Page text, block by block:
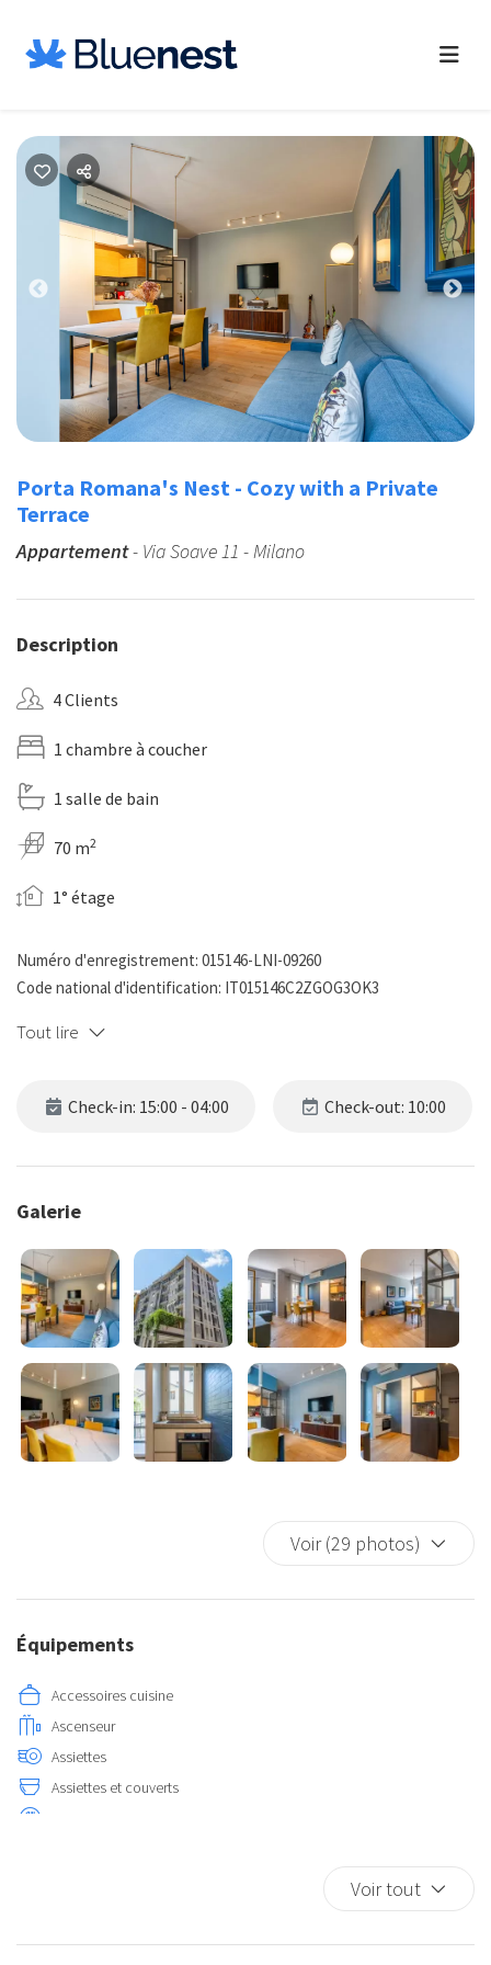
Previous
Porta Romana's Nest - Cozy with a Private
Terrace
Appartement- Via Soave 11 - Milano
Description
4 Clients
1 chambre à coucher
1 salle de bain
70 m2
1° étage
Numéro d'enregistrement: 015146-LNI-09260
Code national d'identification: IT015146C2ZGOG3OK3
Tout lire
Check-in: 15:00 - 04:00 Check-out: 10:00
Galerie
Voir (29 photos)
Équipements
Accessoires cuisine
Ascenseur
Assiettes
Assiettes et couverts
Canapé-lit
Voir tout